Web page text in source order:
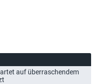
auf überraschendem